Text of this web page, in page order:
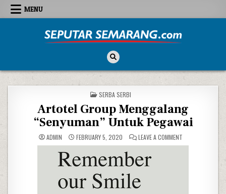
Skip to content
MENU
POSTED IN
SERBA SERBI
Artotel Group Menggalang
“Senyuman” Untuk Pegawai
ADMIN FEBRUARY 5, 2020 LEAVE A COMMENTON ARTOTEL